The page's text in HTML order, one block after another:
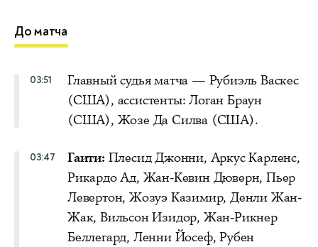
До матча
03:51
Главный судья матча — Рубиэль Васкес
(США), ассистенты: Логан Браун
(США), Жозе Да Силва (США).
03:47 Гаити: Плесид Джонни, Аркус Карленс,
Рикардо Ад, Жан-Кевин Дюверн, Пьер
Левертон, Жозуэ Казимир, Денли Жан-
Жак, Вильсон Изидор, Жан-Рикнер
Беллегард, Ленни Йосеф, Рубен